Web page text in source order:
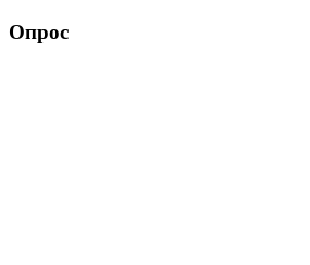
Опрос